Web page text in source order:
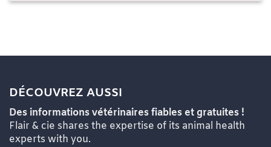
DÉCOUVREZ AUSSI
Des informations vétérinaires fiables et gratuites !
Flair & cie shares the expertise of its animal health
experts with you.